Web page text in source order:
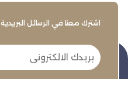
اشترك معنا في الرسائل البريدية